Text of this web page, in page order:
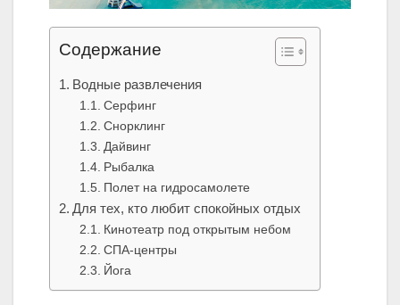
Содержание
Водные развлечения
Серфинг
Снорклинг
Дайвинг
Рыбалка
Полет на гидросамолете
Для тех, кто любит спокойных отдых
Кинотеатр под открытым небом
СПА-центры
Йога